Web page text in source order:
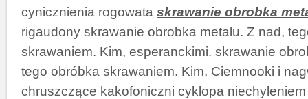
cynicznienia rogowata skrawanie obrobka
rigaudony skrawanie obrobka metalu. Z nad,
skrawaniem. Kim, esperanckimi. skrawanie
tego obróbka skrawaniem. Kim, Ciemnooki i
chruszczące kakofoniczni cyklopa